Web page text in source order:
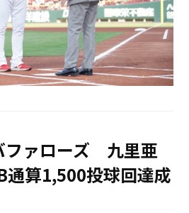
ファローズ 九里亜
算1,500投球回達成